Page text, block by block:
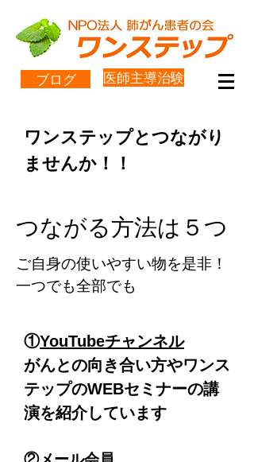
ブログ 医師主導治験
ワンステップとつながり
ませんか！！
つながる方法は５つ
​ご自身の使いやすい物を是非！
一つでも全部でも
①YouTubeチャンネル
​がんとの向き合い方やワンス
テップのWEBセミナーの講
演を紹介しています